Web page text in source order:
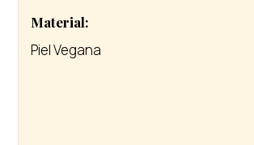
Material:
Piel Vegana